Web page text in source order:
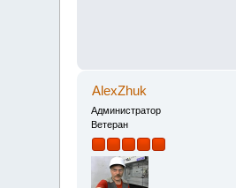
AlexZhuk
Администратор
Ветеран